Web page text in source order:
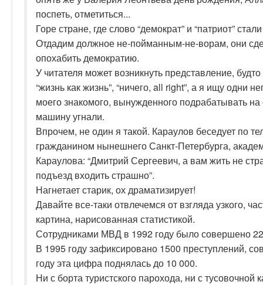
поспеть, отметиться...
Горе стране, где слово “демократ” и “патриот”
Отдадим должное не-пойманным-не-ворам, они
опохабить демократию.
У читателя может возникнуть представление,
“жизнь как жизнь”, “ничего, all right”, а я ищу одни
моего знакомого, вынужденного подрабатывать на
машину угнали.
Впрочем, не один я такой. Караулов беседует по
гражданином нынешнего Санкт-Петербурга,
Караулова: “Дмитрий Сергеевич, а вам жить не
подъезд входить страшно”.
Нагнетает старик, ох драматизирует!
Давайте все-таки отвлечемся от взгляда узкого,
картина, нарисованная статистикой.
Сотрудниками МВД в 1992 году было совершено
В 1995 году зафиксировано 1500 преступлений,
году эта цифра поднялась до 10 000.
Ни с борта туристского парохода, ни с тусовочной